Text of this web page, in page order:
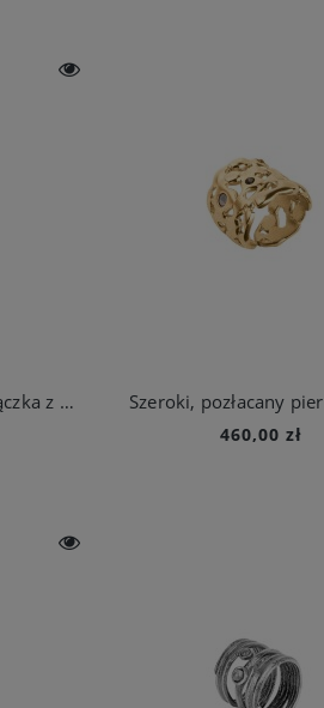
Szeroka, srebrna obrączka z meteorytem z kolekcji Meteoros
460,00 zł